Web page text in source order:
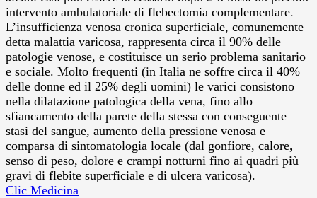
intervento ambulatoriale di flebectomia complementare.
L’insufficienza venosa cronica superficiale, comunemente
detta malattia varicosa, rappresenta circa il 90% delle
patologie venose, e costituisce un serio problema sanitario
e sociale. Molto frequenti (in Italia ne soffre circa il 40%
delle donne ed il 25% degli uomini) le varici consistono
nella dilatazione patologica della vena, fino allo
sfiancamento della parete della stessa con conseguente
stasi del sangue, aumento della pressione venosa e
comparsa di sintomatologia locale (dal gonfiore, calore,
senso di peso, dolore e crampi notturni fino ai quadri più
gravi di flebite superficiale e di ulcera varicosa).
Clic Medicina